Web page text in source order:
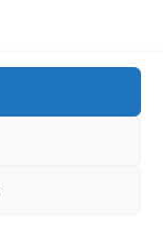
permet de